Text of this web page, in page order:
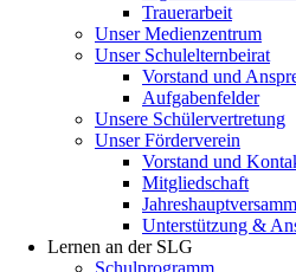
Trauerarbeit
Unser Medienzentrum
Unser Schulelternbeirat
Vorstand und
Aufgabenfelder
Unsere Schülervertretung
Unser Förderverein
Vorstand und
Mitgliedschaft
Unterstützung &
Lernen an der SLG